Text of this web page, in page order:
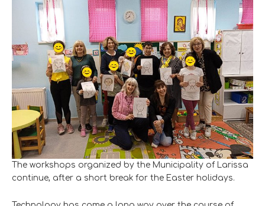
The workshops organized by the Municipality of Larissa
continue, after a short break for the Easter holidays.